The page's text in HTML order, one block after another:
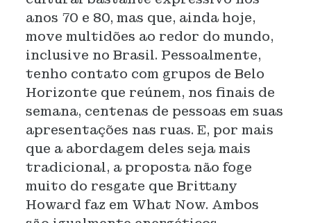
anos 70 e 80, mas que, ainda hoje,
move multidões ao redor do mundo,
inclusive no Brasil. Pessoalmente,
tenho contato com grupos de Belo
Horizonte que reúnem, nos finais de
semana, centenas de pessoas em suas
apresentações nas ruas. E, por mais
que a abordagem deles seja mais
tradicional, a proposta não foge
muito do resgate que Brittany
Howard faz em What Now. Ambos